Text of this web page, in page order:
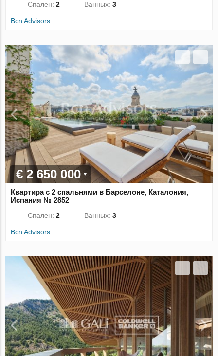
Спален:2 Ванных:3
Bcn Advisors
€ 2 650 000
Квартира с 2 спальнями в Барселоне, Каталония,
Испания № 2852
Спален:2 Ванных:3
Bcn Advisors